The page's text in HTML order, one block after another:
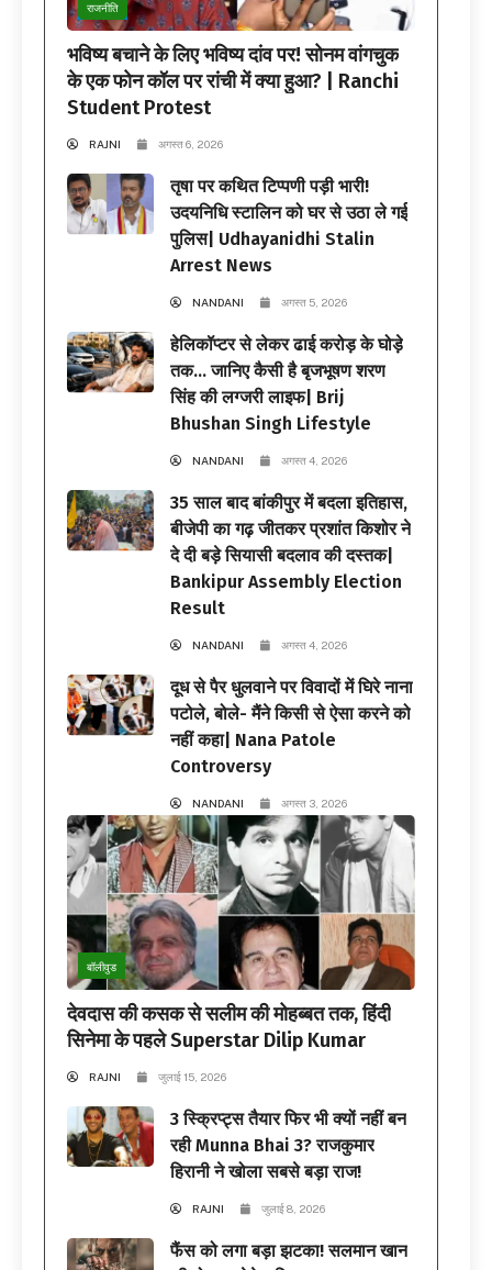
राजनीति
भविष्य बचाने के लिए भविष्य दांव पर! सोनम वांगचुक
के एक फोन कॉल पर रांची में क्या हुआ? | Ranchi
Student Protest
RAJNI अगस्त 6, 2026
तृषा पर कथित टिप्पणी पड़ी भारी!
उदयनिधि स्टालिन को घर से उठा ले गई
पुलिस| Udhayanidhi Stalin
Arrest News
NANDANI अगस्त 5, 2026
हेलिकॉप्टर से लेकर ढाई करोड़ के घोड़े
तक… जानिए कैसी है बृजभूषण शरण
सिंह की लग्जरी लाइफ| Brij
Bhushan Singh Lifestyle
NANDANI अगस्त 4, 2026
35 साल बाद बांकीपुर में बदला इतिहास,
बीजेपी का गढ़ जीतकर प्रशांत किशोर ने
दे दी बड़े सियासी बदलाव की दस्तक|
Bankipur Assembly Election
Result
NANDANI अगस्त 4, 2026
दूध से पैर धुलवाने पर विवादों में घिरे नाना
पटोले, बोले- मैंने किसी से ऐसा करने को
नहीं कहा| Nana Patole
Controversy
NANDANI अगस्त 3, 2026
बॉलीवुड
देवदास की कसक से सलीम की मोहब्बत तक, हिंदी
सिनेमा के पहले Superstar Dilip Kumar
RAJNI जुलाई 15, 2026
3 स्क्रिप्ट्स तैयार फिर भी क्यों नहीं बन
रही Munna Bhai 3? राजकुमार
हिरानी ने खोला सबसे बड़ा राज!
RAJNI जुलाई 8, 2026
फैंस को लगा बड़ा झटका! सलमान खान